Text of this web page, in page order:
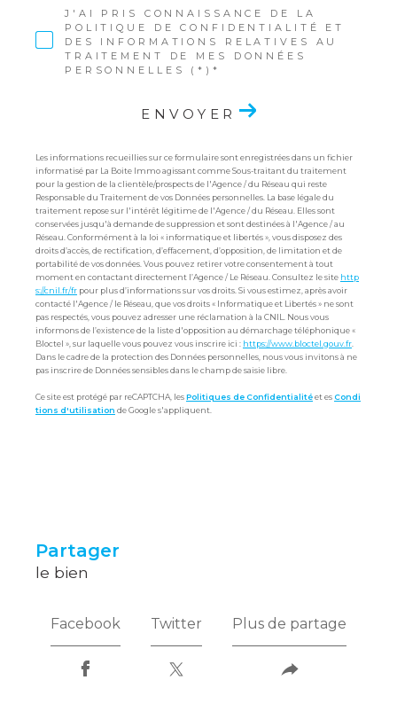
J'AI PRIS CONNAISSANCE DE LA
POLITIQUE DE CONFIDENTIALITÉ ET
DES INFORMATIONS RELATIVES AU
TRAITEMENT DE MES DONNÉES
PERSONNELLES (*)*
ENVOYER
Les informations recueillies sur ce formulaire sont enregistrées dans un fichier
informatisé par La Boite Immo agissant comme Sous-traitant du traitement
pour la gestion de la clientèle/prospects de l'Agence / du Réseau qui reste
Responsable du Traitement de vos Données personnelles. La base légale du
traitement repose sur l'intérêt légitime de l'Agence / du Réseau. Elles sont
conservées jusqu'à demande de suppression et sont destinées à l'Agence / au
Réseau. Conformément à la loi « informatique et libertés », vous disposez des
droits d’accès, de rectification, d’effacement, d’opposition, de limitation et de
portabilité de vos données. Vous pouvez retirer votre consentement à tout
moment en contactant directement l’Agence / Le Réseau. Consultez le site http
s://cnil.fr/fr pour plus d’informations sur vos droits. Si vous estimez, après avoir
contacté l'Agence / le Réseau, que vos droits « Informatique et Libertés » ne sont
pas respectés, vous pouvez adresser une réclamation à la CNIL. Nous vous
informons de l’existence de la liste d'opposition au démarchage téléphonique «
Bloctel », sur laquelle vous pouvez vous inscrire ici : https://www.bloctel.gouv.fr
Dans le cadre de la protection des Données personnelles, nous vous invitons à ne
pas inscrire de Données sensibles dans le champ de saisie libre.
Ce site est protégé par reCAPTCHA, lesPolitiques de Confidentialitéet es Condi
tions d'utilisation de Google s'appliquent.
partager
le bien
Facebook Twitter Plus de partage